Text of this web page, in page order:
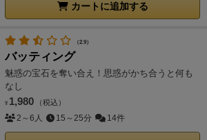
カートに追加する
（2.9）
バッティング
魅惑の宝石を奪い合え！思惑がかち合うと何も
なし
¥ 1,980 （税込）
2～6人 15～25分 14件